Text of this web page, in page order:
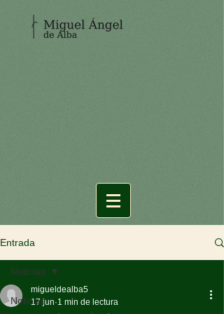
Entrada
Noticias
Noticias
migueldealba5
17 jun 1 min de lectura